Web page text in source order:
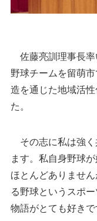
佐藤亮訓理事長率
野球チームを留萌
造を通じた地域活
た。
その志に私は強く
ます。私自身野球
ほとんどありませ
る野球というスポ
物語がとても好きで